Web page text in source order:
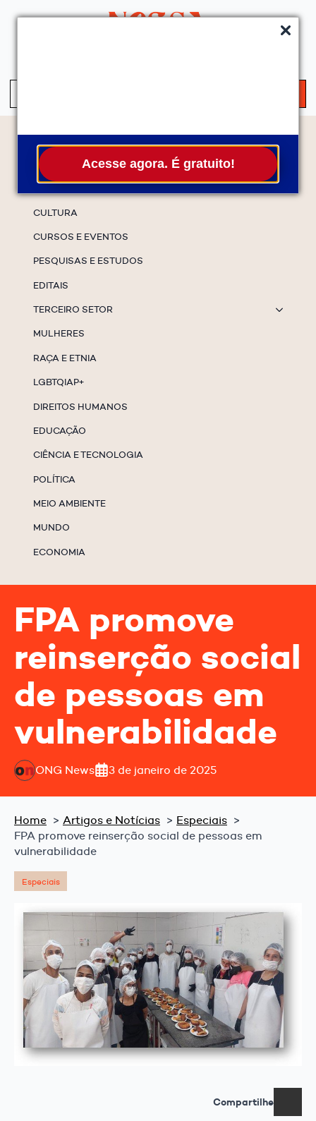
Acesse agora. É gratuito!
Temas
CULTURA
CURSOS E EVENTOS
PESQUISAS E ESTUDOS
EDITAIS
TERCEIRO SETOR
MULHERES
RAÇA E ETNIA
LGBTQIAP+
DIREITOS HUMANOS
EDUCAÇÃO
CIÊNCIA E TECNOLOGIA
POLÍTICA
MEIO AMBIENTE
MUNDO
ECONOMIA
FPA promove
reinserção social
de pessoas em
vulnerabilidade
ONG News 3 de janeiro de 2025
Home Artigos e Notícias
Especiais
FPA promove reinserção social de pessoas em
vulnerabilidade
Especiais
Compartilhe